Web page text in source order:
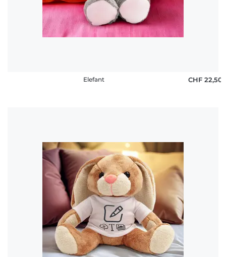
Elefant CHF 22,50